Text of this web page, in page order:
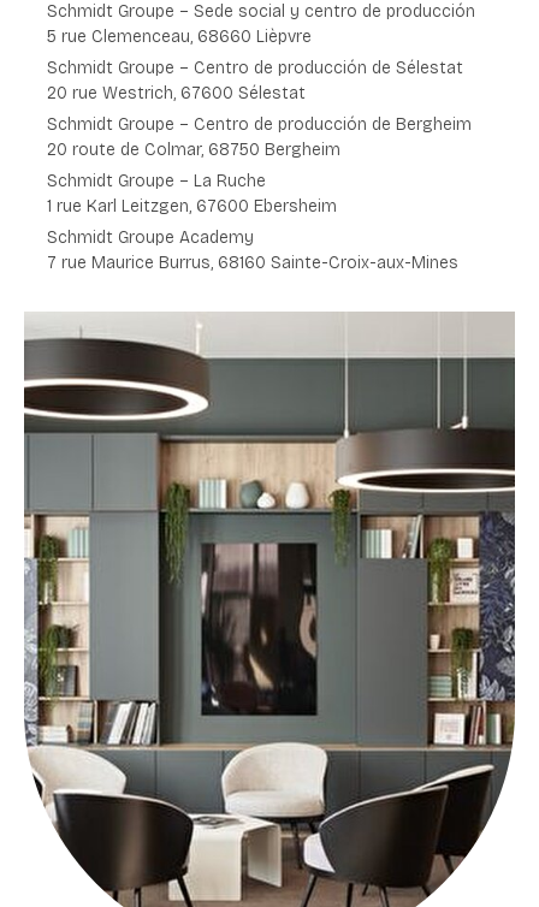
Schmidt Groupe – Sede social y centro de producción
5 rue Clemenceau, 68660 Lièpvre
Schmidt Groupe – Centro de producción de Sélestat
20 rue Westrich, 67600 Sélestat
Schmidt Groupe – Centro de producción de Bergheim
20 route de Colmar, 68750 Bergheim
Schmidt Groupe – La Ruche
1 rue Karl Leitzgen, 67600 Ebersheim
Schmidt Groupe Academy
7 rue Maurice Burrus, 68160 Sainte-Croix-aux-Mines